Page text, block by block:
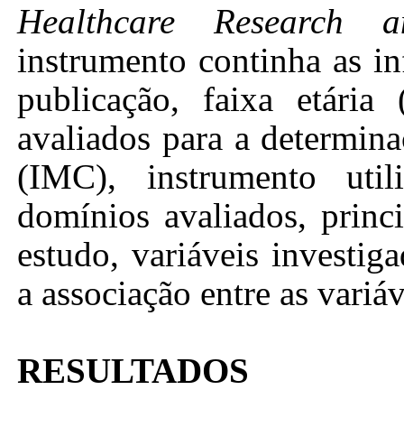
Healthcare Research
instrumento continha as
publicação, faixa etária
avaliados para a
(IMC), instrumento
domínios avaliados,
estudo, variáveis
a associação entre as
RESULTADOS